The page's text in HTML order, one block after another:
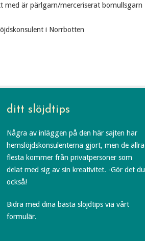
med är pärlgarn/merceriserat bomullsgarn
i Norrbotten
ditt slöjdtips
Några av inläggen på den här sajten har
hemslöjdskonsulenterna gjort, men de allra
flesta kommer från privatpersoner som
delat med sig av sin kreativitet. -Gör det du
också!
Bidra med dina bästa slöjdtips via vårt
formulär.